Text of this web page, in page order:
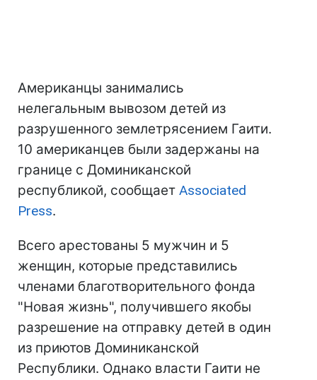
Американцы занимались
нелегальным вывозом детей из
разрушенного землетрясением Гаити.
10 американцев были задержаны на
границе с Доминиканской
республикой, сообщает Associated
Press.
Всего арестованы 5 мужчин и 5
женщин, которые представились
членами благотворительного фонда
"Новая жизнь", получившего якобы
разрешение на отправку детей в один
из приютов Доминиканской
Республики. Однако власти Гаити не